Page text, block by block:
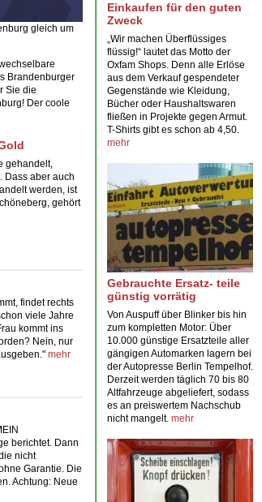
gleich um
Brandenburger
Sie die
Der coole
gehandelt,
Dass aber auch
werden, ist
, gehört
findet rechts
viele Jahre
kommt ins
Nein, nur
mehr
berichtet. Dann
nicht
Garantie. Die
Achtung: Neue
Einkaufen für den guten
Zweck
„Wir machen Überflüssiges
flüssig!“ lautet das Motto der
Oxfam Shops. Denn alle Erlöse
aus dem Verkauf gespendeter
Gegenstände wie Kleidung,
Bücher oder Haushaltswaren
fließen in Projekte gegen Armut.
T-Shirts gibt es schon ab 4,50.
mehr
Gebrauchte Ersatz- teile
günstig vorrätig
Von Auspuff über Blinker bis hin
zum kompletten Motor: Über
10.000 günstige Ersatzteile aller
gängigen Automarken lagern bei
der Autopresse Berlin Tempelhof.
Derzeit werden täglich 70 bis 80
Altfahrzeuge abgeliefert, sodass
es an preiswertem Nachschub
nicht mangelt. mehr